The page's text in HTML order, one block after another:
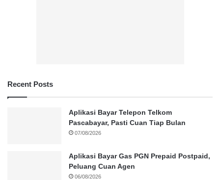
Recent Posts
Aplikasi Bayar Telepon Telkom
Pascabayar, Pasti Cuan Tiap Bulan
07/08/2026
Aplikasi Bayar Gas PGN Prepaid Postpaid,
Peluang Cuan Agen
06/08/2026